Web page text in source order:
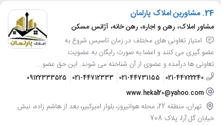
24. مشاورین املاک پارلمان
مشاور املاک، رهن و اجاره، رهن خانه، آژانس مسکن
امتیاز تعاونی های مختلف در زمان تاسیس شروع به
عضو گیری می کنند و اعضا به صورت رایگان به عضویت
تعاونی ها درآمده و عضوی از آن شناخته می شوند. این حق عضو...
021-44722240
021-44731155
021-44712333
09122333525
www.hekal20@yahoo.com
تهران، منطقه 22، محله هوانیروز، بلوار امیرکبیر، بعد از هاشم زاده، نبش
خیابان گل آرا، پلاک 708